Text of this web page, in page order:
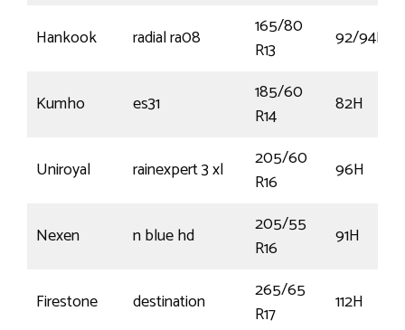
Hankook radial ra08
165/80
R13
92/94P
Kumho es31
185/60
R14
82H
Uniroyal rainexpert 3 xl
205/60
R16
96H
Nexen n blue hd
205/55
R16
91H
Firestone destination
265/65
R17
112H